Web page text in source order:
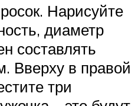
Нарисуйте
диаметр
составлять
Вверху в правой
три